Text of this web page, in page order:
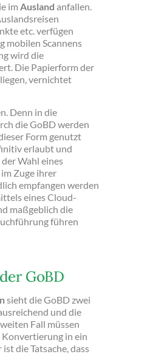
im Ausland anfallen.
etc. verfügen
mobilen Scannens
wird die
Die Papierform der
vernichtet
Denn in die
die GoBD werden
Form genutzt
erlaubt und
Wahl eines
Zuge ihrer
empfangen werden
eines Cloud-
maßgeblich die
führen
GoBD
sieht die GoBD zwei
und die
Fall müssen
in ein
die Tatsache, dass